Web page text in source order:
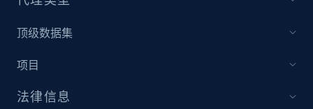
顶级数据集
项目
法律信息